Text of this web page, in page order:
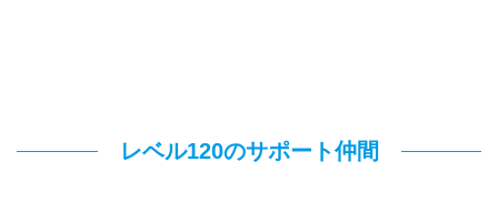
レベル120のサポート仲間